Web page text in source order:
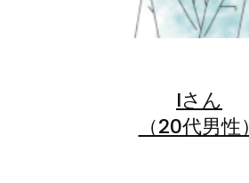
Iさん
（20代男性）